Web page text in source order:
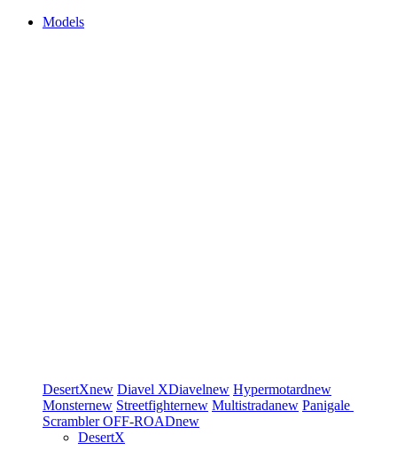
Models
DesertXnew Diavel XDiavelnew Hypermotardnew
Monsternew Streetfighternew Multistradanew Panigale
ScramblerOFF-ROADnew
DesertX